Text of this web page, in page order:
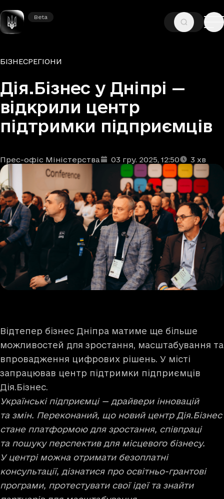
Beta
Beta
ГОЛОВНА—НОВИНИ
Рубрики
БІЗНЕСРЕГІОНИ
Дія.Бізнес у Дніпрі —
відкрили центр
підтримки підприємців
Автори
Прес-офіс Міністерства
Дата та час публікації: 03 гру. 2025, 12:50
Час читання: 3 хв
Відтепер бізнес Дніпра матиме ще більше
можливостей для зростання, масштабування та
впровадження цифрових рішень. У місті
запрацював центр підтримки підприємців
Дія.Бізнес.
Українські підприємці — драйвери інновацій
та змін. Переконаний, що новий центр Дія.Бізнес
стане платформою для зростання, співпраці
та пошуку перспектив для місцевого бізнесу.
У центрі можна отримати безоплатні
консультації, дізнатися про освітньо-грантові
програми, протестувати свої ідеї та знайти